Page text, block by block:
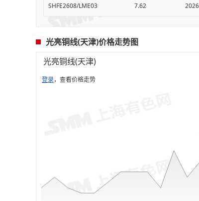
SHFE2608/LME03
7.62
光亮铜线(天津)价格走势图
光亮铜线(天津)
登录，查看价格走势